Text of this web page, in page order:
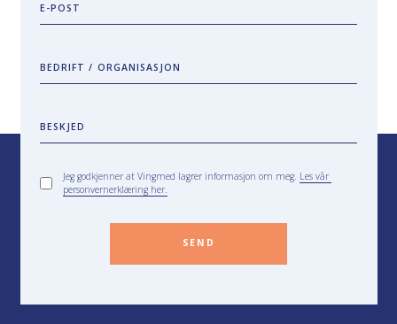
E-POST
BEDRIFT / ORGANISASJON
BESKJED
Jeg godkjenner at Vingmed lagrer informasjon om meg. Les vår
personvernerklæring her.
SEND